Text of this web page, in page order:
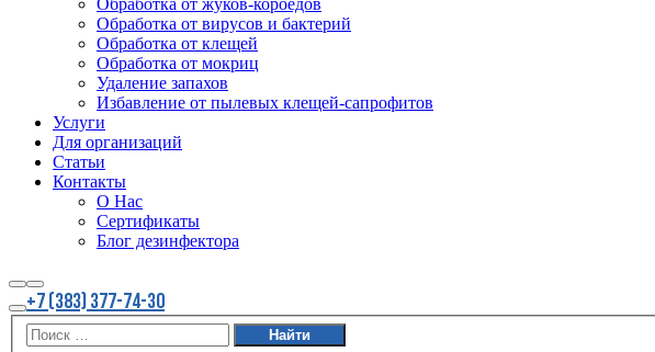
Обработка от жуков-короедов
Обработка от вирусов и бактерий
Обработка от клещей
Обработка от мокриц
Удаление запахов
Избавление от пылевых клещей-сапрофитов
Услуги
Для организаций
Статьи
Контакты
О Нас
Сертификаты
Блог дезинфектора
НайтиБольше
информации
Главное
меню
+7 (383) 377-74-30